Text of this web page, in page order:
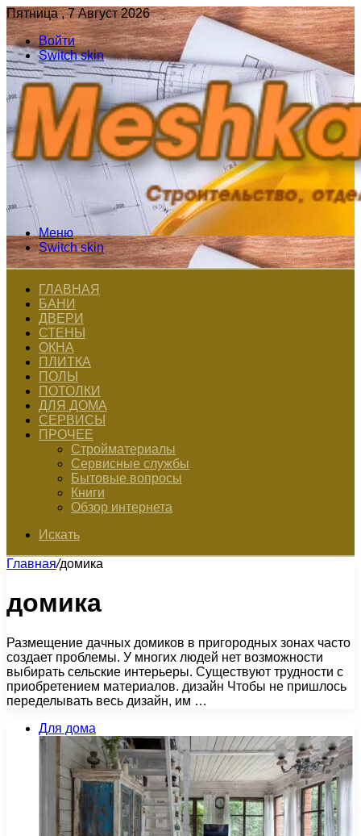
Пятница , 7 Август 2026
Войти
Switch skin
Меню
Switch skin
ГЛАВНАЯ
БАНИ
ДВЕРИ
СТЕНЫ
ОКНА
ПЛИТКА
ПОЛЫ
ПОТОЛКИ
ДЛЯ ДОМА
СЕРВИСЫ
ПРОЧЕЕ
Стройматериалы
Сервисные службы
Бытовые вопросы
Книги
Обзор интернета
Искать
Главная/домика
домика
Размещение дачных домиков в пригородных зонах часто
создает проблемы. У многих людей нет возможности
выбирать сельские интерьеры. Существуют трудности с
приобретением материалов. дизайн Чтобы не пришлось
переделывать весь дизайн, им …
Для дома